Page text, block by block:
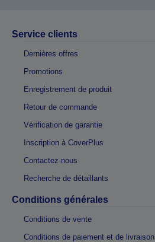
Service clients
Dernières offres
Promotions
Enregistrement de produit
Retour de commande
Vérification de garantie
Inscription à CoverPlus
Contactez-nous
Recherche de détaillants
Conditions générales
Conditions de vente
Conditions de paiement et de livraison